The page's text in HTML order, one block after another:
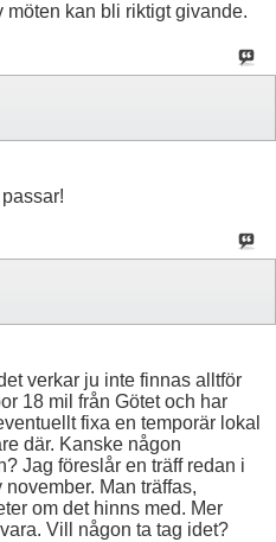
möten kan bli riktigt givande.
verkar ju inte finnas alltför
18 mil från Götet och har
fixa en temporär lokal
där. Kanske någon
Jag föreslår en träff redan i
Man träffas,
om det hinns med. Mer
Vill någon ta tag idet?